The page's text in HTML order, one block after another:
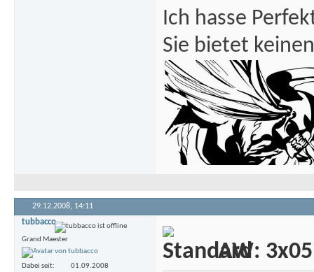
Ich hasse
Sie bietet
29.12.2008, 14:11
tubbacco
Grand Maester
Dabei seit
01.09.2008
AW: